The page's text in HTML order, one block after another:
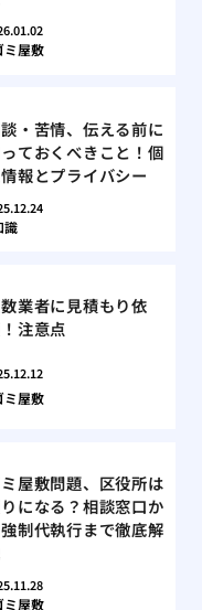
ミ屋敷
・苦情、伝える前に
ておくべきこと！個
報とプライバシー
識
業者に見積もり依
注意点
ミ屋敷
屋敷問題、区役所は
になる？相談窓口か
制代執行まで徹底解
ミ屋敷